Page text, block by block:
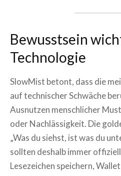
Bewusstsein
Technologie
SlowMist betont, dass die
auf technischer Schwäche
Ausnutzen menschlicher
oder Nachlässigkeit. Die
„Was du siehst, ist was du
sollten deshalb immer
Lesezeichen speichern,